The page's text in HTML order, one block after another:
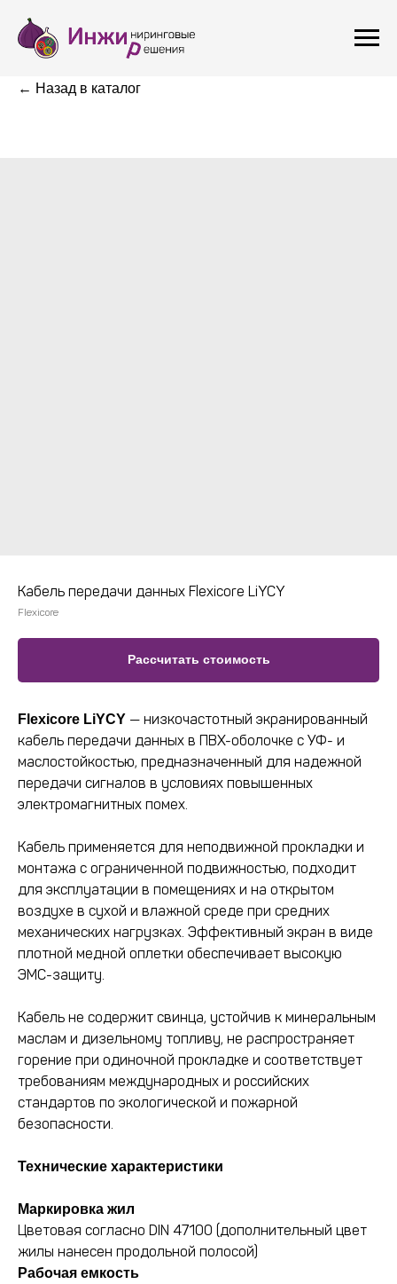
← Назад в каталог
Кабель передачи данных Flexicore LiYCY
Flexicore
Рассчитать стоимость
Flexicore LiYCY — низкочастотный экранированный
кабель передачи данных в ПВХ-оболочке с УФ- и
маслостойкостью, предназначенный для надежной
передачи сигналов в условиях повышенных
электромагнитных помех.
Кабель применяется для неподвижной прокладки и
монтажа с ограниченной подвижностью, подходит
для эксплуатации в помещениях и на открытом
воздухе в сухой и влажной среде при средних
механических нагрузках. Эффективный экран в виде
плотной медной оплетки обеспечивает высокую
ЭМС-защиту.
Кабель не содержит свинца, устойчив к минеральным
маслам и дизельному топливу, не распространяет
горение при одиночной прокладке и соответствует
требованиям международных и российских
стандартов по экологической и пожарной
безопасности.
Технические характеристики
Маркировка жил
Цветовая согласно DIN 47100 (дополнительный цвет
жилы нанесен продольной полосой)
Рабочая емкость